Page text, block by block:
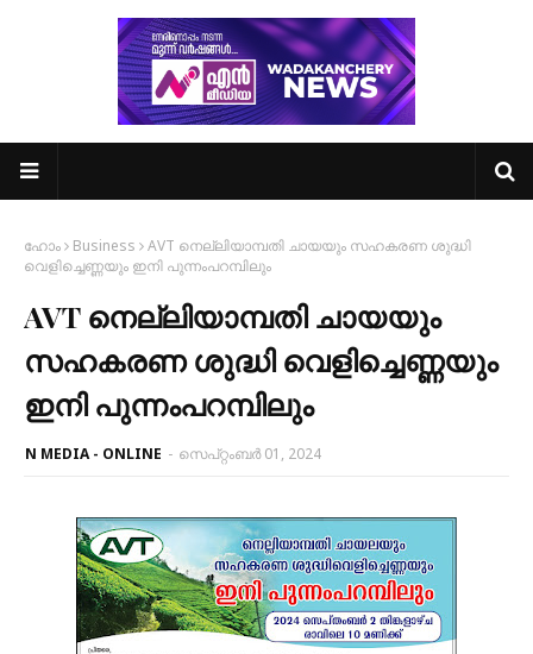
ഹോം Business
AVT നെല്ലിയാമ്പതി ചായയും സഹകരണ ശുദ്ധി
വെളിച്ചെണ്ണയും ഇനി പുന്നംപറമ്പിലും
AVT നെല്ലിയാമ്പതി ചായയും
സഹകരണ ശുദ്ധി വെളിച്ചെണ്ണയും
ഇനി പുന്നംപറമ്പിലും
N MEDIA - ONLINE - സെപ്റ്റംബർ 01, 2024